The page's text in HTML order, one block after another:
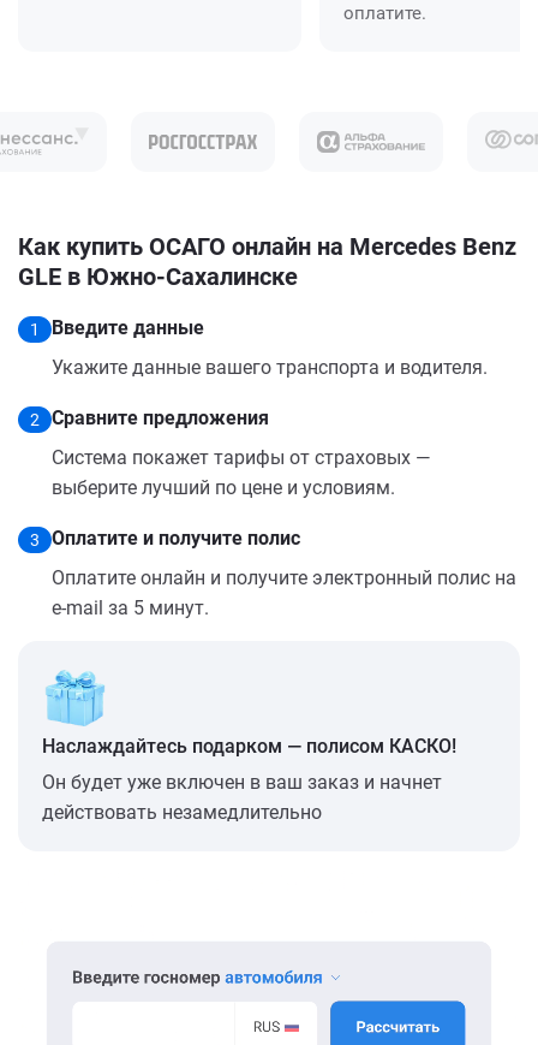
оплатите.
Как купить ОСАГО онлайн на Mercedes Benz
GLE в Южно-Сахалинске
1
Введите данные
Укажите данные вашего транспорта и водителя.
2
Сравните предложения
Система покажет тарифы от страховых —
выберите лучший по цене и условиям.
3
Оплатите и получите полис
Оплатите онлайн и получите электронный полис на
e-mail за 5 минут.
Наслаждайтесь подарком — полисом КАСКО!
Он будет уже включен в ваш заказ и начнет
действовать незамедлительно